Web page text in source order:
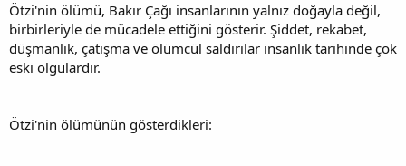
Ötzi'nin ölümü, Bakır Çağı insanlarının yalnız doğayla değil,
birbirleriyle de mücadele ettiğini gösterir. Şiddet, rekabet,
düşmanlık, çatışma ve ölümcül saldırılar insanlık tarihinde çok
eski olgulardır.
Ötzi'nin ölümünün gösterdikleri: